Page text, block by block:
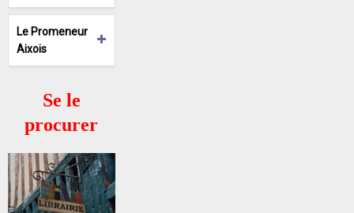
Le Promeneur
Aixois
Se le
procurer